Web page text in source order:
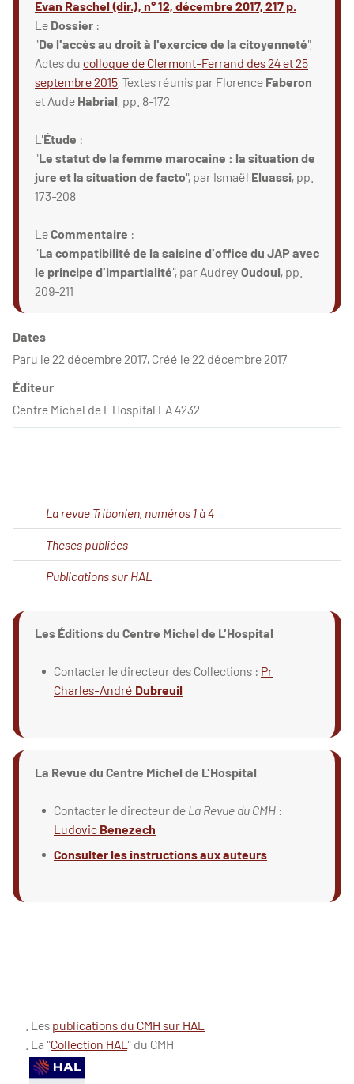
Evan Raschel (dir.), n° 12, décembre 2017, 217 p.
Le Dossier :
"De l'accès au droit à l'exercice de la citoyenneté",
Actes du colloque de Clermont-Ferrand des 24 et 25
septembre 2015, Textes réunis par Florence Faberon
et Aude Habrial, pp. 8-172
L'Étude :
"Le statut de la femme marocaine : la situation de
jure et la situation de facto", par Ismaël Eluassi, pp.
173-208
LeCommentaire :
"La compatibilité de la saisine d'office du JAP avec
le principe d'impartialité", par Audrey Oudoul, pp.
209-211
Dates
Paru le 22 décembre 2017, Créé le 22 décembre 2017
Éditeur
Centre Michel de L'Hospital EA 4232
La revue Tribonien, numéros 1 à 4
Thèses publiées
Publications sur HAL
Les Éditions du Centre Michel de L'Hospital
Contacter le directeur des Collections : Pr
Charles-André Dubreuil
La Revue du Centre Michel de L'Hospital
Contacter le directeur de La Revue du CMH :
Ludovic Benezech
Consulter les instructions aux auteurs
. Les publications du CMH sur HAL
. La "Collection HAL " du CMH